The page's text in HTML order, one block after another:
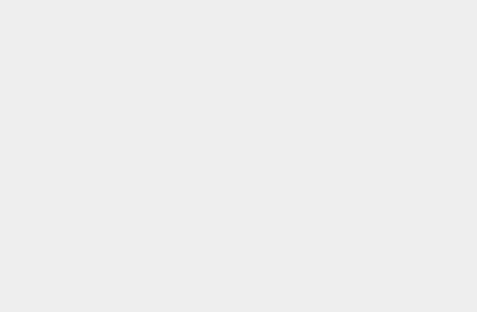
en nuestros sistemas. Por ejemplo, estas
activa tu sesión mientras navegas o
técnico que pueda afectar la
para bloquear o ser notificado de la
Estas cookies no almacenan ninguna